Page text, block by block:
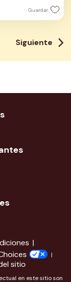
Guardar
Siguiente
sitio
en este sitio son